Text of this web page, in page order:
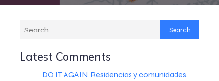
Search
Latest Comments
DO IT AGAIN. Residencias y comunidades.